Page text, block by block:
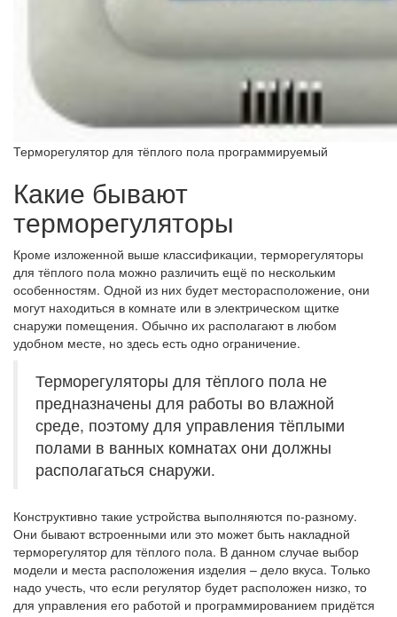
Терморегулятор для тёплого пола программируемый
Какие бывают
терморегуляторы
Кроме изложенной выше классификации, терморегуляторы
для тёплого пола можно различить ещё по нескольким
особенностям. Одной из них будет месторасположение, они
могут находиться в комнате или в электрическом щитке
снаружи помещения. Обычно их располагают в любом
удобном месте, но здесь есть одно ограничение.
Терморегуляторы для тёплого пола не
предназначены для работы во влажной
среде, поэтому для управления тёплыми
полами в ванных комнатах они должны
располагаться снаружи.
Конструктивно такие устройства выполняются по-разному.
Они бывают встроенными или это может быть накладной
терморегулятор для тёплого пола. В данном случае выбор
модели и места расположения изделия – дело вкуса. Только
надо учесть, что если регулятор будет расположен низко, то
для управления его работой и программированием придётся